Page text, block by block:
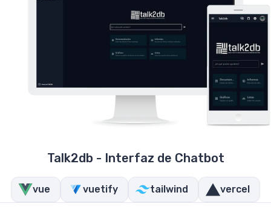
Talk2db - Interfaz de Chatbot
vue vuetify tailwind vercel